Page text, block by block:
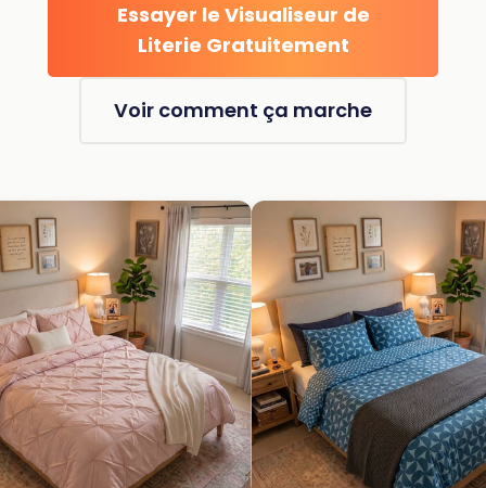
Essayer le Visualiseur de
Literie Gratuitement
Voir comment ça marche